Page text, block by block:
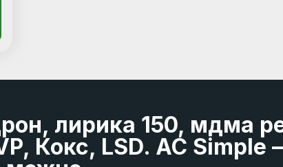
лирика 150, мдма
Кокс, LSD. AC Simple